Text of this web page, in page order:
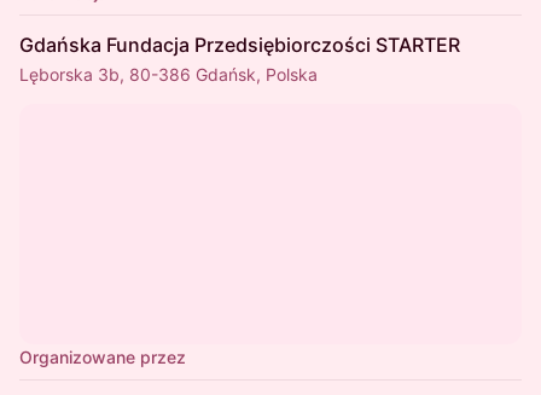
Gdańska Fundacja Przedsiębiorczości STARTER
Lęborska 3b, 80-386 Gdańsk, Polska
Organizowane przez